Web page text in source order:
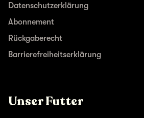
Datenschutzerklärung
Abonnement
Rückgaberecht
Barrierefreiheitserklärung
Unser Futter